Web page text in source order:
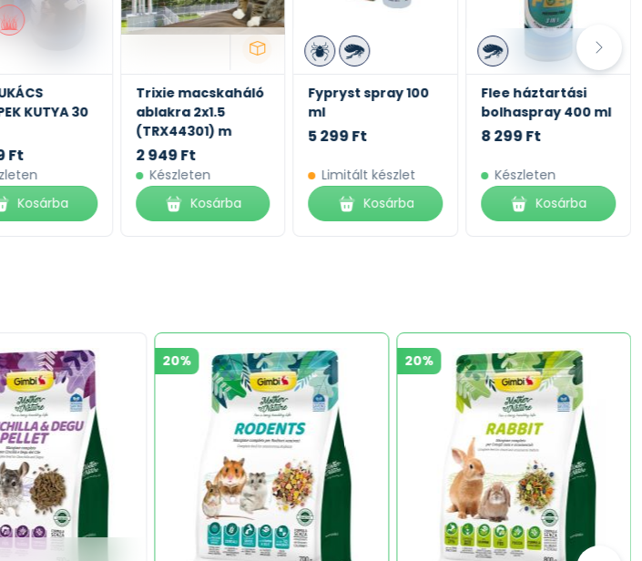
KUTYA 30
Ft
Kosárba
Trixie macskaháló
ablakra 2x1.5
(TRX44301) m
2 949 Ft
Készleten
Kosárba
Fypryst spray 100
ml
5 299 Ft
Limitált készlet
Kosárba
Flee háztartási
bolhaspray 400 ml
8 299 Ft
Készleten
Kosárba
20% 20%